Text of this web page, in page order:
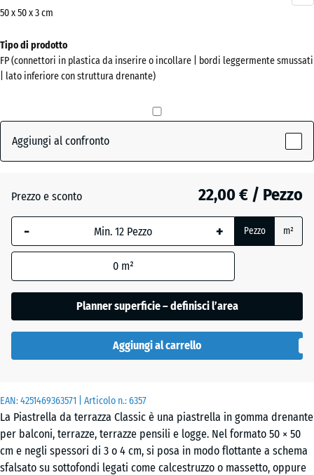
EAN:4251469363571 | Articolo n.:6357
La Piastrella da terrazza Classic è una piastrella in gomma drenante
per balconi, terrazze, terrazze pensili e logge. Nel formato 50 × 50
cm e negli spessori di 3 o 4 cm, si posa in modo flottante a schema
sfalsato su sottofondi legati come calcestruzzo o massetto, oppure
sui
Mostra
la
Terracotta(active)
Granito
Granito
scuro
Lavanda
50 x 50 x 3 cm
Dimensioni
per
la
x
500
La
dimensione
selezionata,
in blu,
utilizzata
per il
diversa
indicazione
nei dati del
prodotto).
Tipo di prodotto
FP (connettori in plastica da inserire o incollare | bordi leggermente smussati
| lato inferiore con struttura drenante)
Aggiungi al confronto
Prezzo e sconto 22,00 € / Pezzo
- + Pezzo m²
0 m²
Planner superficie – definisci l’area
Aggiungi al carrello